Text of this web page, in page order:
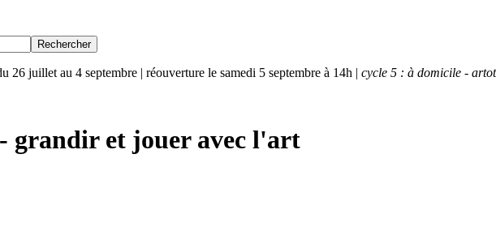
Rechercher
26 juillet au 4 septembre | réouverture le samedi 5 septembre à 14h | cycle 5 : à domicile -
- grandir et jouer avec l'art